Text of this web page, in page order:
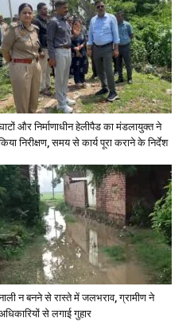
और निर्माणाधीन हेलीपैड का मंडलायुक्त ने
निरीक्षण, समय से कार्य पूरा कराने के निर्देश
न बनने से रास्ते में जलभराव, ग्रामीण ने
से लगाई गुहार